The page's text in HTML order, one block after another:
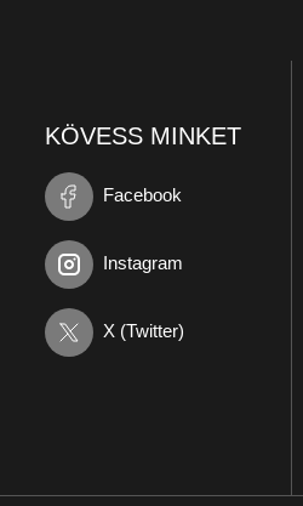
KÖVESS MINKET
Facebook
Instagram
X (Twitter)